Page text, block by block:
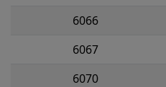
6066
6067
6070